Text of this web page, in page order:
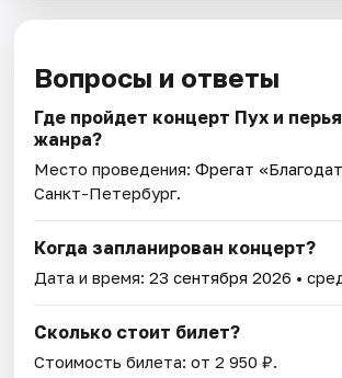
Вопросы и ответы
Где пройдет концерт Пух и
жанра?
Место проведения:Фрегат
Санкт-Петербург.
Когда запланирован концерт?
Дата и время:23 сентября 2026 •
Сколько стоит билет?
Стоимость билета: от 2 950 ₽.